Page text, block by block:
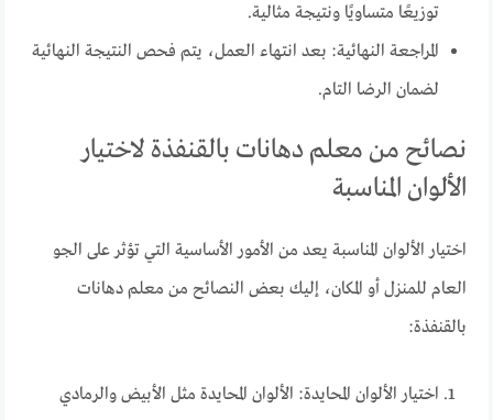
توزيعًا متساويًا ونتيجة مثالية.
المراجعة النهائية: بعد انتهاء العمل، يتم فحص النتيجة النهائية
لضمان الرضا التام.
نصائح من معلم دهانات بالقنفذة لاختيار
الألوان المناسبة
اختيار الألوان المناسبة يعد من الأمور الأساسية التي تؤثر على الجو
العام للمنزل أو المكان، إليك بعض النصائح من معلم دهانات
بالقنفذة:
اختيار الألوان المحايدة: الألوان المحايدة مثل الأبيض والرمادي